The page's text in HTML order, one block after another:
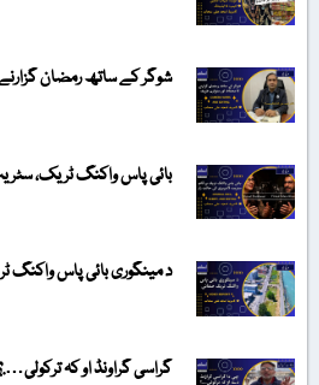
شوگر کے ساتھ رمضان
بائی پاس واکنگ ٹریک،
د مینگوری بائی پاس واکنگ
گراسی گراونڈ او کہ